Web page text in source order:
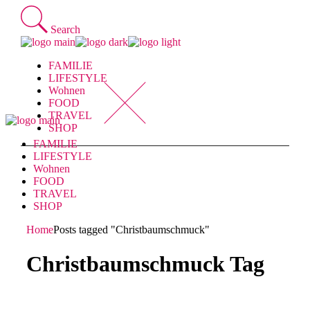
Skip
content
Search
FAMILIE
LIFESTYLE
Wohnen
FOOD
TRAVEL
SHOP
FAMILIE
LIFESTYLE
Wohnen
FOOD
TRAVEL
SHOP
HomePosts tagged "Christbaumschmuck"
Christbaumschmuck Tag